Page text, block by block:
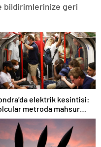
bildirimlerinize geri
elektrik kesintisi:
metroda mahsur